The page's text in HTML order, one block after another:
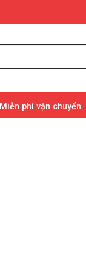
Miễn phí vận chuyển